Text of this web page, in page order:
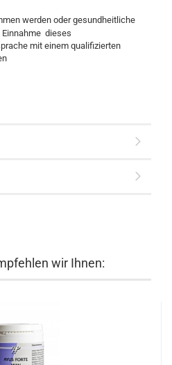
werden oder gesundheitliche
Einnahme dieses
mit einem qualifizierten
wir Ihnen: